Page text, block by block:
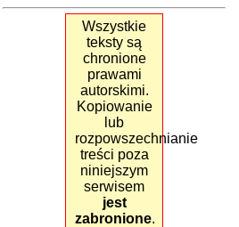
Wszystkie
teksty są
chronione
prawami
autorskimi.
Kopiowanie
lub
rozpowszechnianie
treści poza
niniejszym
serwisem
jest
zabronione.